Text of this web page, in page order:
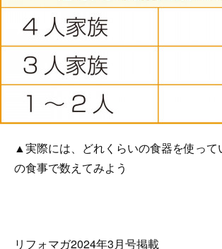
▲実際には、どれくらいの食器を使って
の食事で数えてみよう
リフォマガ2024年3月号掲載